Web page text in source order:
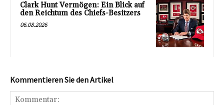
Clark Hunt Vermögen: Ein Blick auf
den Reichtum des Chiefs-Besitzers
06.08.2026
Kommentieren Sie den Artikel